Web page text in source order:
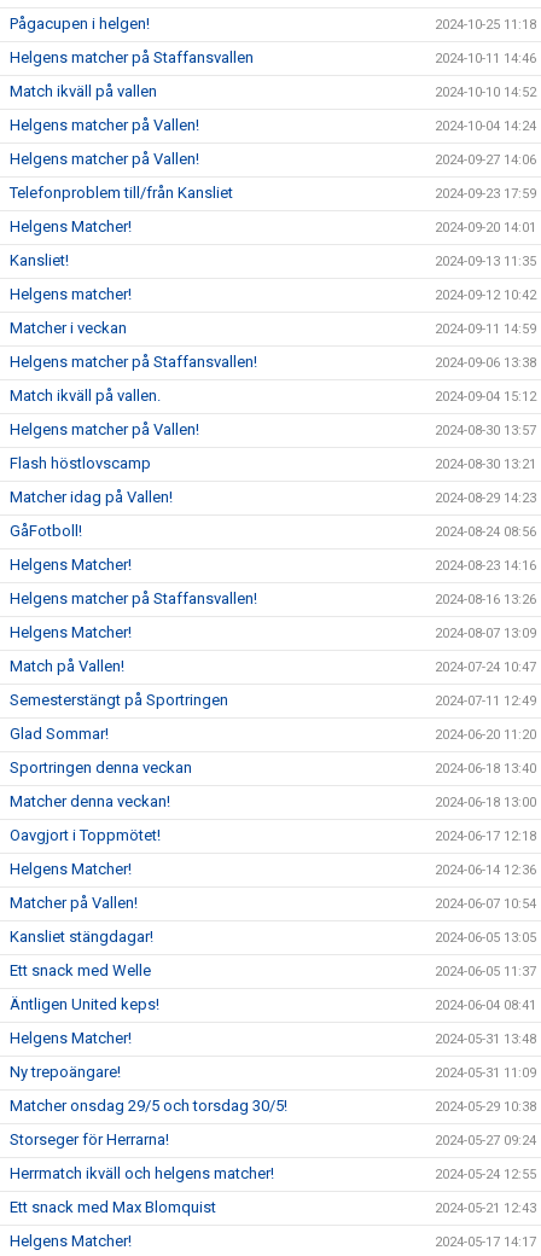
Pågacupen i helgen! 2024-10-25 11:18
Helgens matcher på Staffansvallen 2024-10-11 14:46
Match ikväll på vallen 2024-10-10 14:52
Helgens matcher på Vallen! 2024-10-04 14:24
Helgens matcher på Vallen! 2024-09-27 14:06
Telefonproblem till/från Kansliet 2024-09-23 17:59
Helgens Matcher! 2024-09-20 14:01
Kansliet! 2024-09-13 11:35
Helgens matcher! 2024-09-12 10:42
Matcher i veckan 2024-09-11 14:59
Helgens matcher på Staffansvallen! 2024-09-06 13:38
Match ikväll på vallen. 2024-09-04 15:12
Helgens matcher på Vallen! 2024-08-30 13:57
Flash höstlovscamp 2024-08-30 13:21
Matcher idag på Vallen! 2024-08-29 14:23
GåFotboll! 2024-08-24 08:56
Helgens Matcher! 2024-08-23 14:16
Helgens matcher på Staffansvallen! 2024-08-16 13:26
Helgens Matcher! 2024-08-07 13:09
Match på Vallen! 2024-07-24 10:47
Semesterstängt på Sportringen 2024-07-11 12:49
Glad Sommar! 2024-06-20 11:20
Sportringen denna veckan 2024-06-18 13:40
Matcher denna veckan! 2024-06-18 13:00
Oavgjort i Toppmötet! 2024-06-17 12:18
Helgens Matcher! 2024-06-14 12:36
Matcher på Vallen! 2024-06-07 10:54
Kansliet stängdagar! 2024-06-05 13:05
Ett snack med Welle 2024-06-05 11:37
Äntligen United keps! 2024-06-04 08:41
Helgens Matcher! 2024-05-31 13:48
Ny trepoängare! 2024-05-31 11:09
Matcher onsdag 29/5 och torsdag 30/5! 2024-05-29 10:38
Storseger för Herrarna! 2024-05-27 09:24
Herrmatch ikväll och helgens matcher! 2024-05-24 12:55
Ett snack med Max Blomquist 2024-05-21 12:43
Helgens Matcher! 2024-05-17 14:17